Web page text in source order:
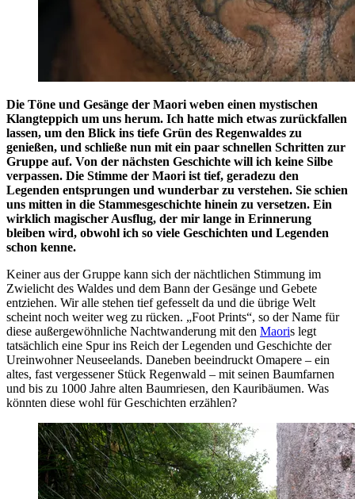
Die Töne und Gesänge der Maori weben einen mystischen
Klangteppich um uns herum. Ich hatte mich etwas zurückfallen
lassen, um den Blick ins tiefe Grün des Regenwaldes zu
genießen, und schließe nun mit ein paar schnellen Schritten zur
Gruppe auf. Von der nächsten Geschichte will ich keine Silbe
verpassen. Die Stimme der Maori ist tief, geradezu den
Legenden entsprungen und wunderbar zu verstehen. Sie schien
uns mitten in die Stammesgeschichte hinein zu versetzen. Ein
wirklich magischer Ausflug, der mir lange in Erinnerung
bleiben wird, obwohl ich so viele Geschichten und Legenden
schon kenne.
Keiner aus der Gruppe kann sich der nächtlichen Stimmung im
Zwielicht des Waldes und dem Bann der Gesänge und Gebete
entziehen. Wir alle stehen tief gefesselt da und die übrige Welt
scheint noch weiter weg zu rücken. „Foot Prints“, so der Name für
diese außergewöhnliche Nachtwanderung mit den Maoris legt
tatsächlich eine Spur ins Reich der Legenden und Geschichte der
Ureinwohner Neuseelands. Daneben beeindruckt Omapere – ein
altes, fast vergessener Stück Regenwald – mit seinen Baumfarnen
und bis zu 1000 Jahre alten Baumriesen, den Kauribäumen. Was
könnten diese wohl für Geschichten erzählen?